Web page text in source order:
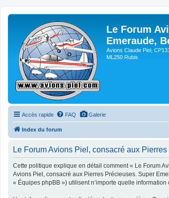
Le Forum
Emeraude,
Avions Claude Piel,
ML250 Rubis
Accès rapide FAQ Galerie
Index du forum
Le Forum Avions Piel, consacré aux
Cette politique explique en détail comment « Le Forum
Avions Piel, consacré aux Pierres Précieuses. Super
« Équipes phpBB ») utilisent n’importe quelle